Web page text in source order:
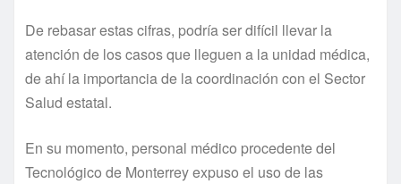
De rebasar estas cifras, podría ser difícil llevar la
atención de los casos que lleguen a la unidad médica,
de ahí la importancia de la coordinación con el Sector
Salud estatal.
En su momento, personal médico procedente del
Tecnológico de Monterrey expuso el uso de las